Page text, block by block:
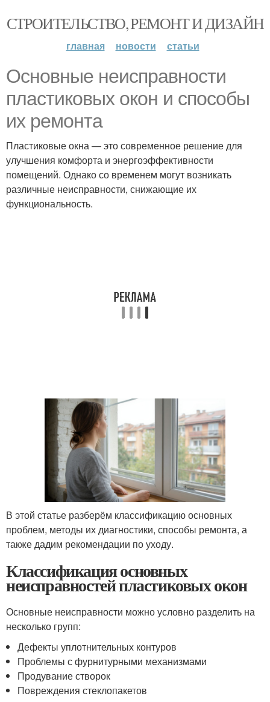
СТРОИТЕЛЬСТВО, РЕМОНТ И ДИЗАЙН
главная новости статьи
Основные неисправности
пластиковых окон и способы
их ремонта
Пластиковые окна — это современное решение для
улучшения комфорта и энергоэффективности
помещений. Однако со временем могут возникать
различные неисправности, снижающие их
функциональность.
В этой статье разберём классификацию основных
проблем, методы их диагностики, способы ремонта, а
также дадим рекомендации по уходу.
Классификация основных
неисправностей пластиковых окон
Основные неисправности можно условно разделить на
несколько групп:
Дефекты уплотнительных контуров
Проблемы с фурнитурными механизмами
Продувание створок
Повреждения стеклопакетов